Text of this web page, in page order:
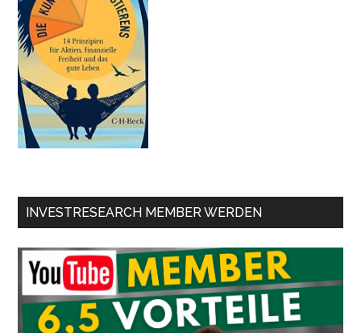
INVESTRESEARCH MEMBER WERDEN